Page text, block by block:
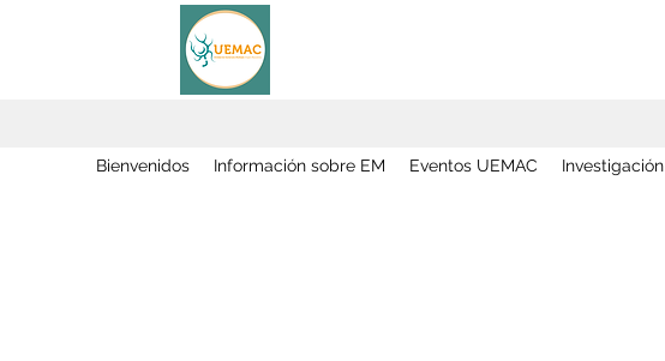
Bienvenidos Información sobre EM Eventos UEMAC Investigación